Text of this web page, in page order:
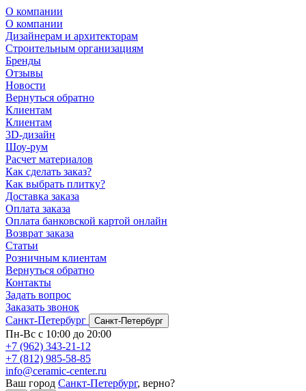
О компании
О компании
Дизайнерам и архитекторам
Строительным организациям
Бренды
Отзывы
Новости
Вернуться обратно
Клиентам
Клиентам
3D-дизайн
Шоу-рум
Расчет материалов
Как сделать заказ?
Как выбрать плитку?
Доставка заказа
Оплата заказа
Оплата банковской картой онлайн
Возврат заказа
Статьи
Розничным клиентам
Вернуться обратно
Контакты
Задать вопрос
Заказать звонок
Санкт-Петербург
Санкт-Петербург
Пн-Вс с 10:00 до 20:00
+7 (962) 343-21-12
+7 (812) 985-58-85
info@ceramic-center.ru
Ваш город Санкт-Петербург, верно?